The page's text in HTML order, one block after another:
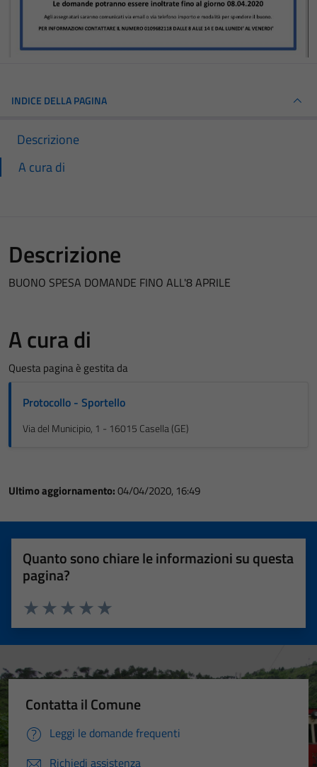
INDICE DELLA PAGINA
Descrizione
A cura di
Descrizione
BUONO SPESA DOMANDE FINO ALL'8 APRILE
A cura di
Questa pagina è gestita da
Protocollo - Sportello
Via del Municipio, 1 - 16015 Casella (GE)
Ultimo aggiornamento:04/04/2020, 16:49
Quanto sono chiare le informazioni su questa
pagina?
Valuta 5 stelle su 5
Valuta 4 stelle su 5
Valuta 3 stelle su 5
Valuta 2 stelle su 5
Valuta 1 stelle su 5
Contatta il Comune
Leggi le domande frequenti
Richiedi assistenza